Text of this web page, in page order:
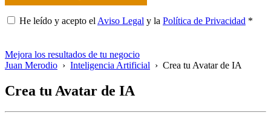
He leído y acepto el Aviso Legal y la Política de Privacidad *
Mejora los resultados de tu negocio
Juan Merodio › Inteligencia Artificial › Crea tu Avatar de IA
Crea tu Avatar de IA